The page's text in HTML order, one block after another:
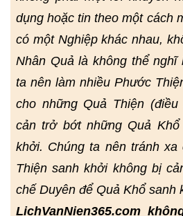
dụng hoặc tin theo một cách
có một Nghiệp khác nhau,
Nhân Quả là không thể nghĩ
ta nên làm nhiều Phước
cho những Quả Thiện
cản trở bớt những Quả
khởi. Chúng ta nên tránh
Thiện sanh khởi không bị
chế Duyên để Quả Khổ sanh
LichVanNien365.com